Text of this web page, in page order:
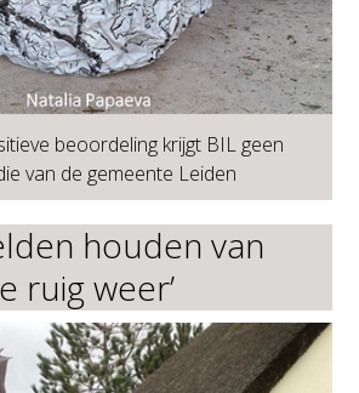
beoordeling krijgt BIL geen
van de gemeente Leiden
houden van
ruig weer’